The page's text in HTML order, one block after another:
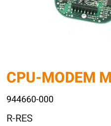
CPU-MODEM
944660-000
R-RES